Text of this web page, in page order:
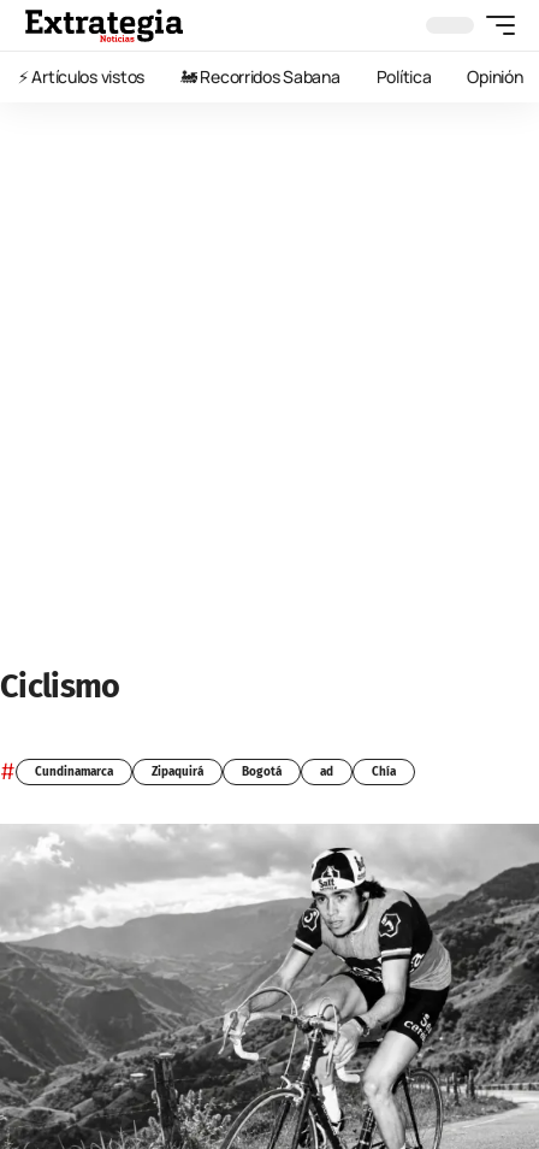
⚡️ Artículos vistos 🚂 Recorridos Sabana Política Opinión
Ciclismo
# Cundinamarca Zipaquirá Bogotá ad Chía